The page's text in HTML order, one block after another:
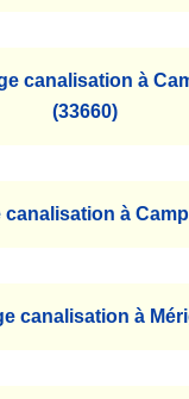
canalisation à
(33660)
canalisation à
canalisation à